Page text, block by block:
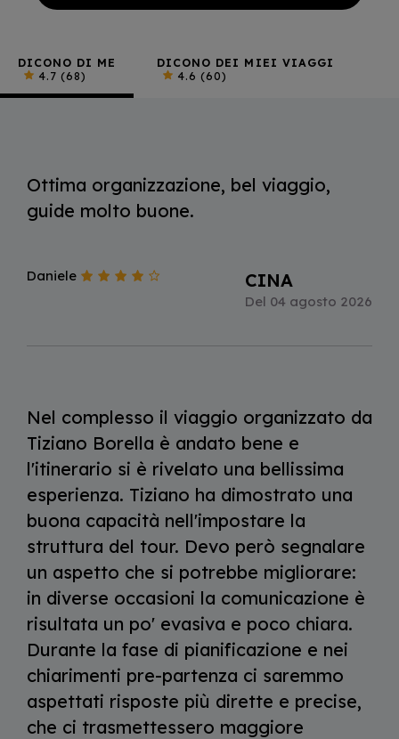
DICONO DI ME
4.7 (68)
DICONO DEI MIEI VIAGGI
4.6 (60)
Ottima organizzazione, bel viaggio,
guide molto buone.
Daniele CINA
Del 04 agosto 2026
Nel complesso il viaggio organizzato da
Tiziano Borella è andato bene e
l'itinerario si è rivelato una bellissima
esperienza. Tiziano ha dimostrato una
buona capacità nell'impostare la
struttura del tour. Devo però segnalare
un aspetto che si potrebbe migliorare:
in diverse occasioni la comunicazione è
risultata un po' evasiva e poco chiara.
Durante la fase di pianificazione e nei
chiarimenti pre-partenza ci saremmo
aspettati risposte più dirette e precise,
che ci trasmettessero maggiore